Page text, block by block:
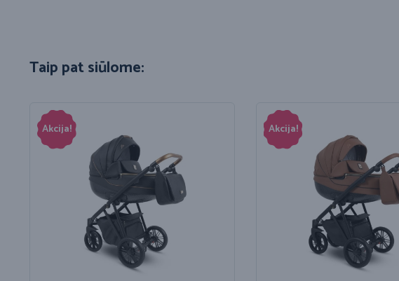
Taip pat siūlome:
Akcija! Akcija!